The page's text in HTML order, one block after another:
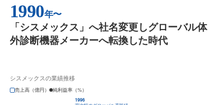
1990年〜
「シスメックス」へ社名変更しグローバル体
外診断機器メーカーへ転換した時代
シスメックスの業績推移
売上高（億円）
純利益率（%）